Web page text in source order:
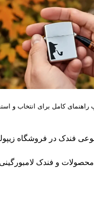
کامل برای انتخاب و
فندک در فروشگاه
و فندک لامبورگینی